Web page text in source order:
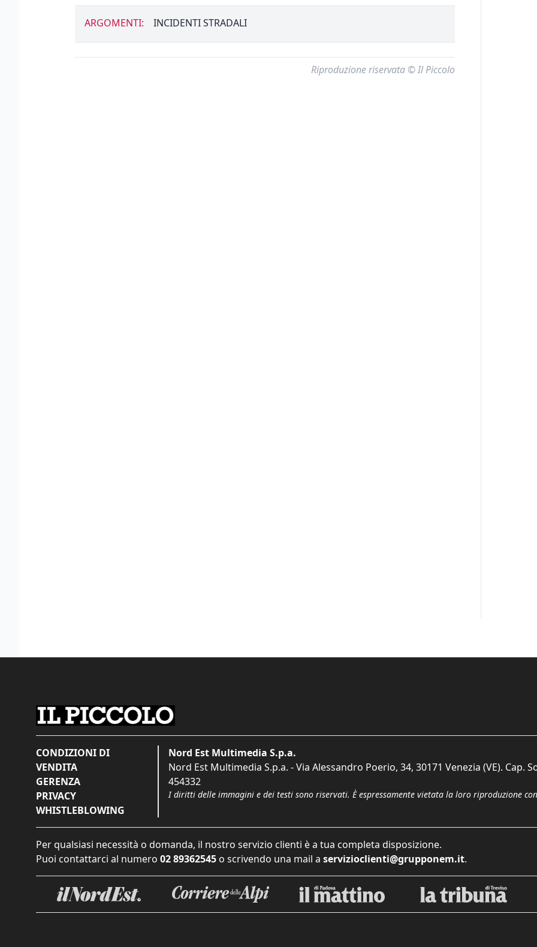
ARGOMENTI: INCIDENTI STRADALI
Riproduzione riservata © Il Piccolo
CONDIZIONI DI
VENDITA
GERENZA
PRIVACY
WHISTLEBLOWING
Nord Est Multimedia S.p.a.
Nord Est Multimedia S.p.a. - Via Alessandro Poerio, 34, 30171 Venezia (VE). Cap.
454332
I diritti delle immagini e dei testi sono riservati. È espressamente vietata la loro riproduzione
Per qualsiasi necessità o domanda, il nostro servizio clienti è a tua completa disposizione.
Puoi contattarci al numero 02 89362545 o scrivendo una mail a servizioclienti@grupponem.it.